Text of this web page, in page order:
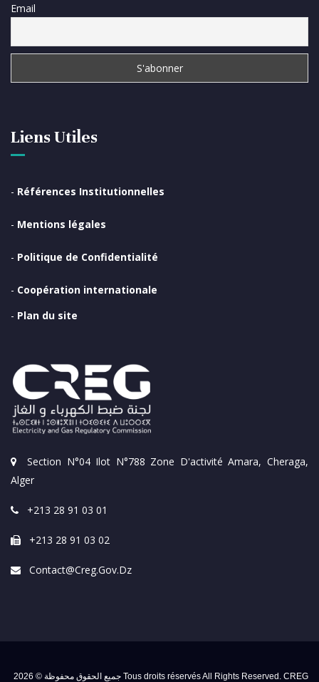
Section N°04 Ilot N°788 Zone D'activité Amara, Cheraga,
Alger
+213 28 91 03 01
+213 28 91 03 02
Contact@creg.gov.dz
Liens Utiles
- Références Institutionnelles
- Mentions légales
- Politique de Confidentialité
- Coopération internationale
- Plan du site
Email
جميع الحقوق محفوظة © 2026 Tous droits réservés All Rights Reserved. CREG